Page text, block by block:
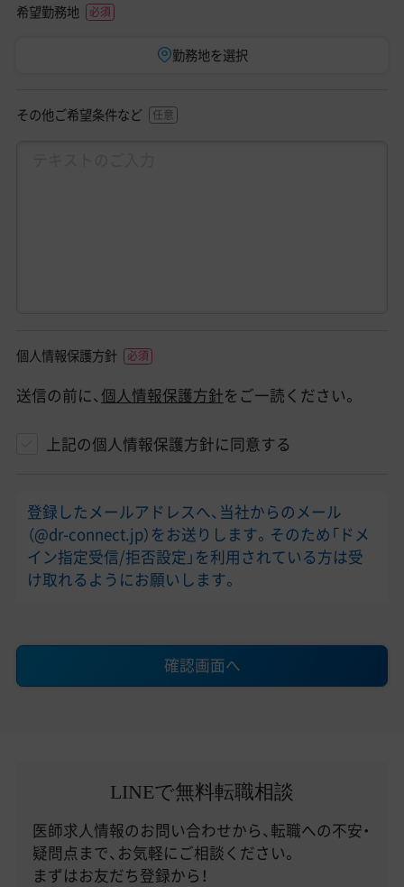
希望勤務地
勤務地を選択
その他ご希望条件など
個人情報保護方針
送信の前に、個人情報保護方針をご一読ください。
上記の個人情報保護方針に同意する
登録したメールアドレスへ、当社からのメール
（@dr-connect.jp）をお送りします。そのため「ドメ
イン指定受信/拒否設定」を利用されている方は受
け取れるようにお願いします。
確認画面へ
LINEで無料転職相談
医師求人情報のお問い合わせから、転職への不安・
疑問点まで、お気軽にご相談ください。
まずはお友だち登録から！